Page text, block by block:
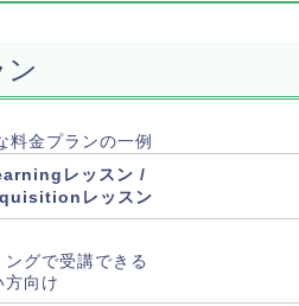
ン
料金プランの一例
レッスン /
レッスン
グで受講できる
方向け